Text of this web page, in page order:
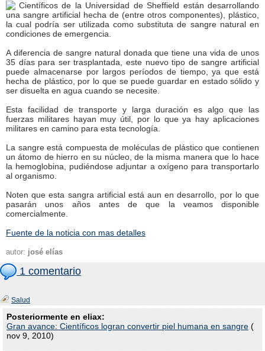
Científicos de la Universidad de Sheffield están desarrollando
una sangre artificial hecha de (entre otros componentes), plástico,
la cual podría ser utilizada como substituta de sangre natural en
condiciones de emergencia.
A diferencia de sangre natural donada que tiene una vida de unos
35 días para ser trasplantada, este nuevo tipo de sangre artificial
puede almacenarse por largos períodos de tiempo, ya que está
hecha de plástico, por lo que se puede guardar en estado sólido y
ser disuelta en agua cuando se necesite.
Esta facilidad de transporte y larga duración es algo que las
fuerzas militares hayan muy útil, por lo que ya hay aplicaciones
militares en camino para esta tecnología.
La sangre está compuesta de moléculas de plástico que contienen
un átomo de hierro en su núcleo, de la misma manera que lo hace
la hemoglobina, pudiéndose adjuntar a oxígeno para transportarlo
al organismo.
Noten que esta sangra artificial está aun en desarrollo, por lo que
pasarán unos años antes de que la veamos disponible
comercialmente.
Fuente de la noticia con mas detalles
autor: josé elías
1 comentario
Salud
Posteriormente en eliax:
Gran avance: Científicos logran convertir piel humana en sangre (
nov 9, 2010)